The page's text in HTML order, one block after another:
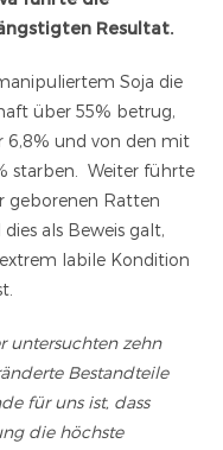
Resultat.
Soja die
über 55% betrug,
6,8% und von den mit
starben. Weiter führte
geborenen Ratten
als Beweis galt,
labile Kondition
untersuchten zehn
Bestandteile
für uns ist, dass
die höchste